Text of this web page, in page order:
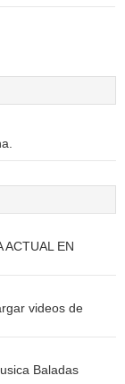
ACTUAL EN
videos de
Baladas